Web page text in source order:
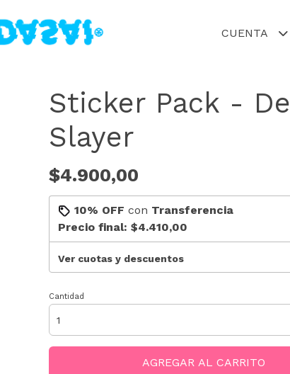
CUENTA
Sticker Pack -
Slayer
$4.900,00
10% OFF con Transferencia
Precio final: $4.410,00
Ver cuotas y descuentos
Cantidad
AGREGAR AL CARRITO